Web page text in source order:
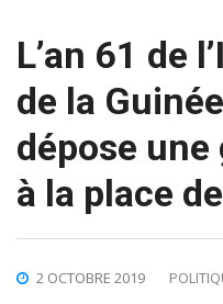
L’an 61 de
de la
dépose
à la place
2 OCTOBRE 2019